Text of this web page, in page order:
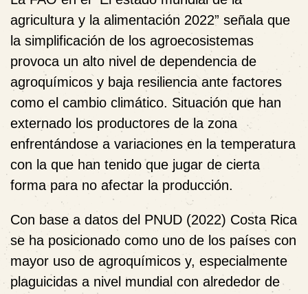
agricultura y la alimentación 2022” señala que
la simplificación de los agroecosistemas
provoca un alto nivel de dependencia de
agroquímicos y baja resiliencia ante factores
como el cambio climático. Situación que han
externado los productores de la zona
enfrentándose a variaciones en la temperatura
con la que han tenido que jugar de cierta
forma para no afectar la producción.
Con base a datos del PNUD (2022) Costa Rica
se ha posicionado como uno de los países con
mayor uso de agroquímicos y, especialmente
plaguicidas a nivel mundial con alrededor de